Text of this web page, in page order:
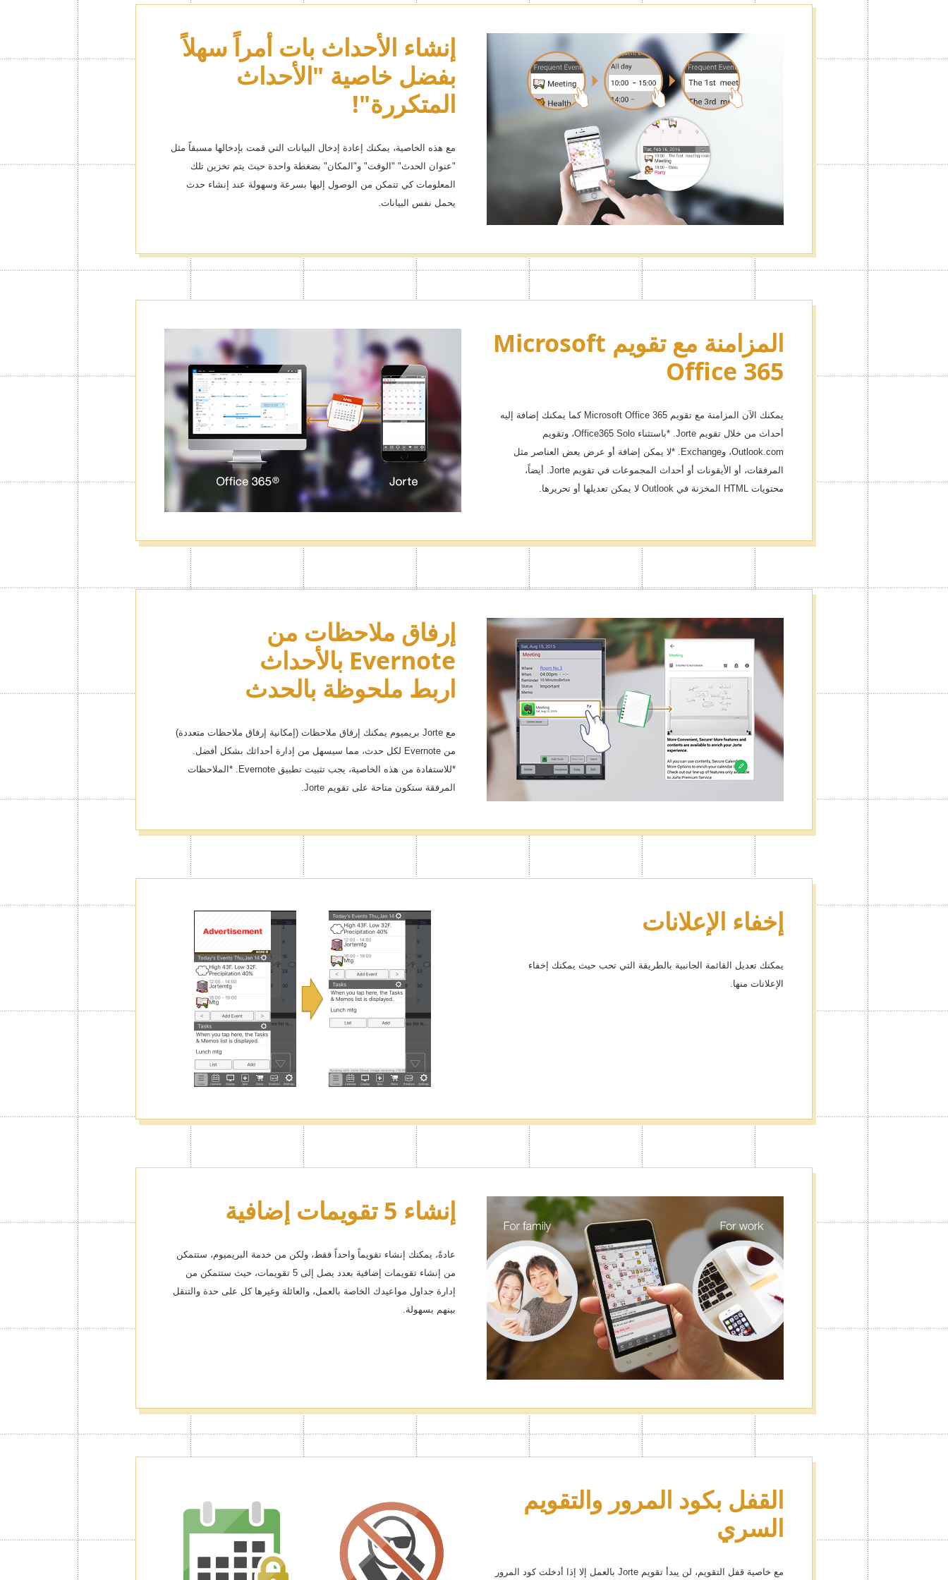
إنشاء الأحداث بات أمراً سهلاً
بفضل خاصية "الأحداث
المتكررة"!
مع هذه الخاصية، يمكنك إعادة إدخال البيانات التي قمت بإدخالها مسبقاً مثل
"عنوان الحدث" "الوقت" و"المكان" بضغطة واحدة حيث يتم تخزين تلك
المعلومات كي تتمكن من الوصول إليها بسرعة وسهولة عند إنشاء حدث
يحمل نفس البيانات.
المزامنة مع تقويم Microsoft
Office 365
يمكنك الآن المزامنة مع تقويم Microsoft Office 365 كما يمكنك إضافة إليه
أحداث من خلال تقويم Jorte. *باستثناء Office365 Solo، وتقويم
Outlook.com، وExchange. *لا يمكن إضافة أو عرض بعض العناصر مثل
المرفقات، أو الأيقونات أو أحداث المجموعات في تقويم Jorte. أيضاً،
محتويات HTML المخزنة في Outlook لا يمكن تعديلها أو تحريرها.
إرفاق ملاحظات من
Evernote بالأحداث
اربط ملحوظة بالحدث
مع Jorte بريميوم يمكنك إرفاق ملاحظات (إمكانية إرفاق ملاحظات متعددة)
من Evernote لكل حدث، مما سيسهل من إدارة أحداثك بشكل أفضل.
*للاستفادة من هذه الخاصية، يجب تثبيت تطبيق Evernote. *الملاحظات
المرفقة ستكون متاحة على تقويم Jorte.
إخفاء الإعلانات
يمكنك تعديل القائمة الجانبية بالطريقة التي تحب حيث يمكنك إخفاء
الإعلانات منها.
إنشاء 5 تقويمات إضافية
عادةً، يمكنك إنشاء تقويماً واحداً فقط، ولكن من خدمة البريميوم، ستتمكن
من إنشاء تقويمات إضافية بعدد يصل إلى 5 تقويمات، حيث ستتمكن من
إدارة جداول مواعيدك الخاصة بالعمل، والعائلة وغيرها كل على حدة والتنقل
بينهم بسهولة.
القفل بكود المرور والتقويم
السري
مع خاصية قفل التقويم، لن يبدأ تقويم Jorte بالعمل إلا إذا أدخلت كود المرور
إخفاء الإعلانات
يمكنك تعديل القائمة الجانبية بالطريقة التي تحب حيث يمكنك إخفاء
الإعلانات منها.
القفل بكود المرور والتقويم
السري
مع خاصية قفل التقويم، لن يبدأ تقويم Jorte بالعمل إلا إذا أدخلت كود المرور
الخاصة بك (أو ببصمة الإصبع Touch ID في الأجهزة التي تعمل بنظام iOS
فقط). يمكنك قفل تقويم أو يوميات معينة من أجل الخصوصية.
خصص شكل تقويمك كما
تحب بسمات البريميوم!
هناك الكثير من المحتويات تشمل سمات الشخصيات الشهيرة وسمات